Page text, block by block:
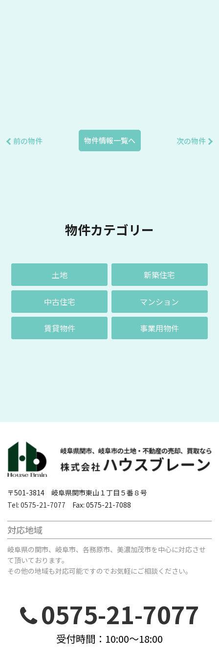
前の物件 物件情報一覧へ 次の物件
物件カテゴリー
土地 新築住宅
中古住宅 マンション
賃貸物件 事業用物件
〒501-3814 岐阜県関市東山１丁目５番８号
Tel: 0575-21-7077 Fax: 0575-21-7088
対応地域
岐阜県の関市、岐阜市、各務原市、美濃加茂市を中心に対応させ
て頂いております。
その他の地域も対応可能ですのでお気軽にご相談ください。
0575-21-7077
受付時間：10:00～18:00